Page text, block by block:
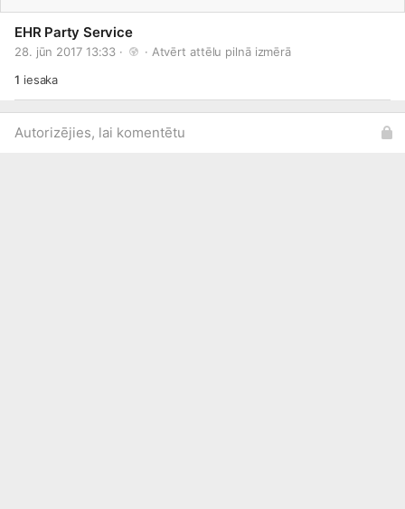
EHR Party Service
28. jūn 2017 13:33 · · Atvērt attēlu pilnā izmērā
1 iesaka
Autorizējies, lai komentētu